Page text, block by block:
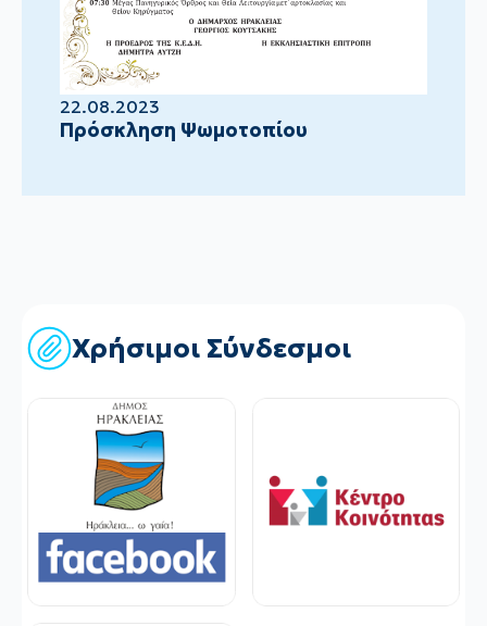
22.08.2023
Πρόσκληση Ψωμοτοπίου
Χρήσιμοι Σύνδεσμοι